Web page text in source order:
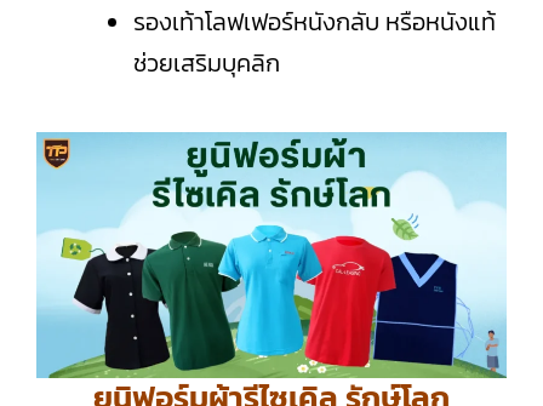
รองเท้าโลฟเฟอร์หนังกลับ หรือหนังแท้
ช่วยเสริมบุคลิก
ยูนิฟอร์มผ้ารีไซเคิล รักษ์โลก